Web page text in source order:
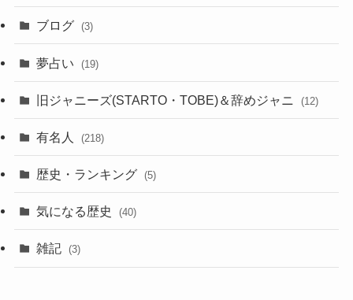
ブログ (3)
夢占い (19)
旧ジャニーズ(STARTO・TOBE)＆辞めジャニ (12)
有名人 (218)
歴史・ランキング (5)
気になる歴史 (40)
雑記 (3)